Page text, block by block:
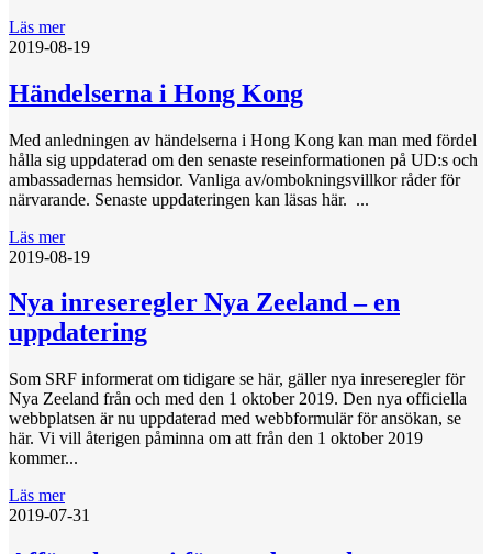
Läs mer
2019-08-19
Händelserna i Hong Kong
Med anledningen av händelserna i Hong Kong kan man med fördel
hålla sig uppdaterad om den senaste reseinformationen på UD:s och
ambassadernas hemsidor. Vanliga av/ombokningsvillkor råder för
närvarande. Senaste uppdateringen kan läsas här. ...
Läs mer
2019-08-19
Nya inreseregler Nya Zeeland – en
uppdatering
Som SRF informerat om tidigare se här, gäller nya inreseregler för
Nya Zeeland från och med den 1 oktober 2019. Den nya officiella
webbplatsen är nu uppdaterad med webbformulär för ansökan, se
här. Vi vill återigen påminna om att från den 1 oktober 2019
kommer...
Läs mer
2019-07-31